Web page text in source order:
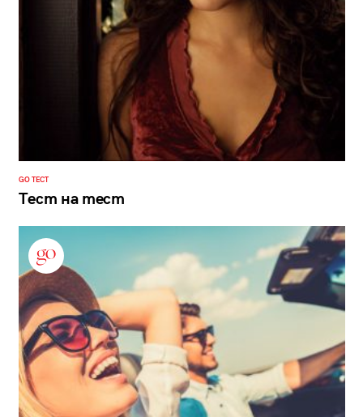
GO ТЕСТ
Тест на тест